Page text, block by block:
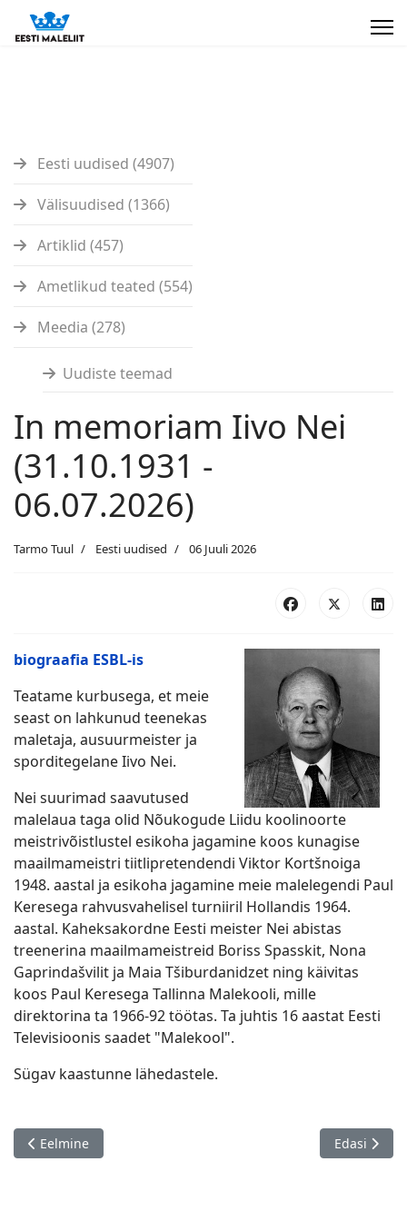
Eesti uudised (4907)
Välisuudised (1366)
Artiklid (457)
Ametlikud teated (554)
Meedia (278)
Uudiste teemad
In memoriam Iivo Nei
(31.10.1931 -
06.07.2026)
Tarmo Tuul Eesti uudised 06 Juuli 2026
biograafia ESBL-is
Teatame kurbusega, et meie
seast on lahkunud teenekas
maletaja, ausuurmeister ja
sporditegelane Iivo Nei.
Nei suurimad saavutused
malelaua taga olid Nõukogude Liidu koolinoorte
meistrivõistlustel esikoha jagamine koos kunagise
maailmameistri tiitlipretendendi Viktor Kortšnoiga
1948. aastal ja esikoha jagamine meie malelegendi Paul
Keresega rahvusvahelisel turniiril Hollandis 1964.
aastal. Kaheksakordne Eesti meister Nei abistas
treenerina maailmameistreid Boriss Spasskit, Nona
Gaprindašvilit ja Maia Tšiburdanidzet ning käivitas
koos Paul Keresega Tallinna Malekooli, mille
direktorina ta 1966-92 töötas. Ta juhtis 16 aastat Eesti
Televisioonis saadet "Malekool".
Sügav kaastunne lähedastele.
Eelmine artikkel: Endel Kivioja 85!
Eelmine Järgmine
Edasi